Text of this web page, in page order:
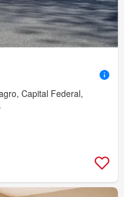
Capital Federal,